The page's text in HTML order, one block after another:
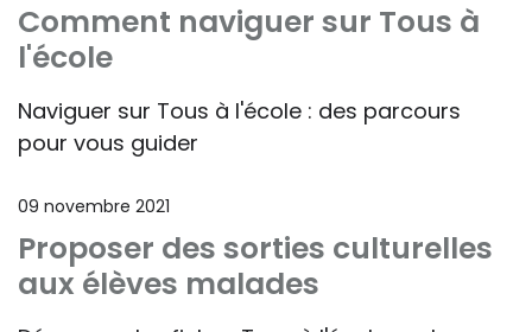
Comment naviguer sur Tous à
l'école
Naviguer sur Tous à l'école : des parcours
pour vous guider
09 novembre 2021
Proposer des sorties culturelles
aux élèves malades